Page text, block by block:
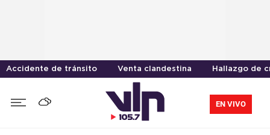
Accidente de tránsito Venta clandestina Hallazgo de
EN VIVO